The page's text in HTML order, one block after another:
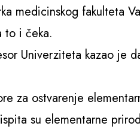
medicinskog fakulteta
to i čeka.
Univerziteta kazao je
za ostvarenje
su elementarne